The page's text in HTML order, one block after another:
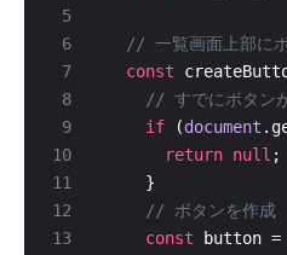
  5
  6
  7
  8
  9
10
11
13
const
if (document
return null
const button =